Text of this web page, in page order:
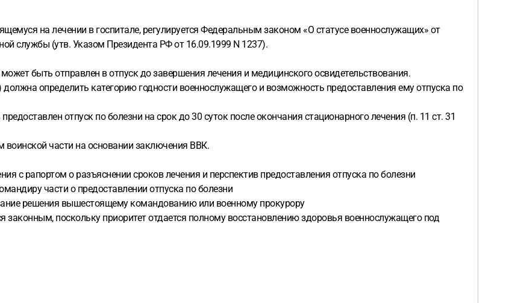
на лечении в госпитале, регулируется Федеральным законом «О статусе военнослужащих» от
службы (утв. Указом Президента РФ от 16.09.1999 N 1237).
быть отправлен в отпуск до завершения лечения и медицинского освидетельствования.
определить категорию годности военнослужащего и возможность предоставления ему отпуска по
отпуск по болезни на срок до 30 суток после окончания стационарного лечения (п. 11 ст. 31
части на основании заключения ВВК.
с рапортом о разъяснении сроков лечения и перспектив предоставления отпуска по болезни
части о предоставлении отпуска по болезни
решения вышестоящему командованию или военному прокурору
законным, поскольку приоритет отдается полному восстановлению здоровья военнослужащего под